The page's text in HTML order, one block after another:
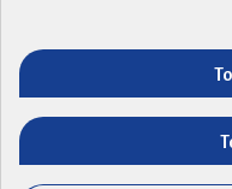
Télécharger